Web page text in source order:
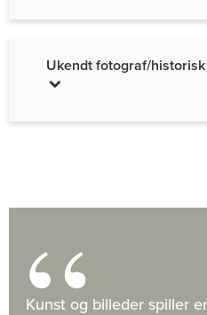
Ukendt fotograf/
Kunst og billeder spiller